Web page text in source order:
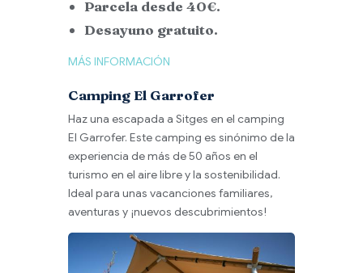
Parcela desde 40€.
Desayuno gratuito.
MÁS INFORMACIÓN
Camping El Garrofer
Haz una escapada a Sitges en el camping
El Garrofer. Este camping es sinónimo de la
experiencia de más de 50 años en el
turismo en el aire libre y la sostenibilidad.
Ideal para unas vacanciones familiares,
aventuras y ¡nuevos descubrimientos!